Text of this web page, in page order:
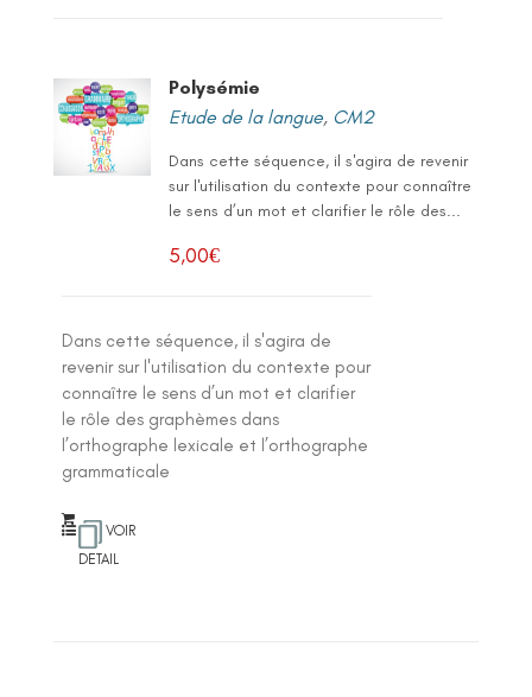
Polysémie
Etude de la langue, CM2
Dans cette séquence, il s'agira de revenir
sur l'utilisation du contexte pour connaître
le sens d’un mot et clarifier le rôle des...
5,00€
Dans cette séquence, il s'agira de
revenir sur l'utilisation du contexte pour
connaître le sens d’un mot et clarifier
le rôle des graphèmes dans
l’orthographe lexicale et l’orthographe
grammaticale
VOIR
DETAIL